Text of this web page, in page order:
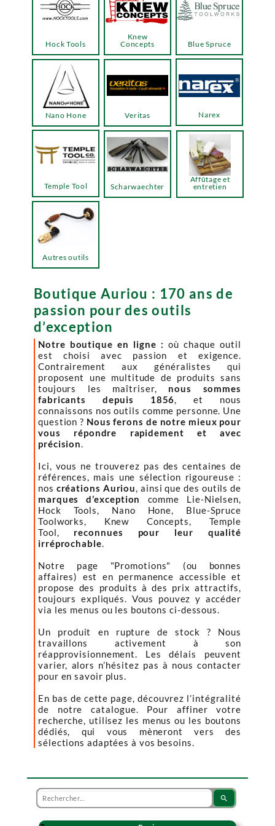
Boutique Auriou : 170 ans de
passion pour des outils
d’exception
Notre boutique en ligne : où chaque outil
est choisi avec passion et exigence.
Contrairement aux généralistes qui
proposent une multitude de produits sans
toujours les maîtriser, nous sommes
fabricants depuis 1856, et nous
connaissons nos outils comme personne. Une
question ? Nous ferons de notre mieux pour
vous répondre rapidement et avec
précision.
Ici, vous ne trouverez pas des centaines de
références, mais une sélection rigoureuse :
nos créations Auriou, ainsi que des outils de
marques d’exception
comme Lie-Nielsen,
Hock Tools, Nano Hone, Blue-Spruce
Toolworks, Knew Concepts, Temple
Tool, reconnues pour leur qualité
irréprochable.
Notre page "Promotions" (ou bonnes
affaires) est en permanence accessible et
propose des produits à des prix attractifs,
toujours expliqués. Vous pouvez y accéder
via les menus ou les boutons ci-dessous.
Un produit en rupture de stock ? Nous
travaillons activement à son
réapprovisionnement. Les délais peuvent
varier, alors n’hésitez pas à nous contacter
pour en savoir plus.
En bas de cette page, découvrez l’intégralité
de notre catalogue. Pour affiner votre
recherche, utilisez les menus ou les boutons
dédiés, qui vous mèneront vers des
sélections adaptées à vos besoins.
Hock Tools
Knew
Concepts
Temple Tool
Blue Spruce
Narex
Veritas
Nano Hone
Autres outils
Scharwaechter
Affûtage et
entretien
search